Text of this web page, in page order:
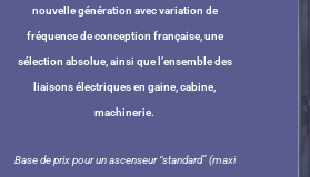
nouvelle génération avec variation de
fréquence de conception française, une
sélection absolue, ainsi que l’ensemble des
liaisons électriques en gaine, cabine,
machinerie.
Base de prix pour un ascenseur “standard” (maxi